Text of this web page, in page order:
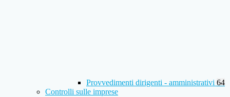
Provvedimenti dirigenti - amministrativi 64
Controlli sulle imprese